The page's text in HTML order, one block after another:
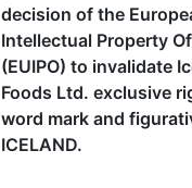
decision of the
Intellectual Property
(EUIPO) to invalidate
Foods Ltd. exclusive
word mark and
ICELAND.